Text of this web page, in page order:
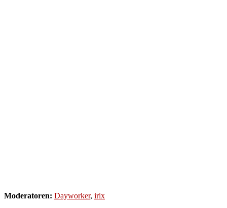
Moderatoren: Dayworker, irix